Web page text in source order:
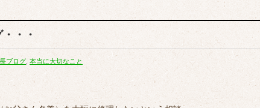
・・・
ブログ 本当に大切なこと